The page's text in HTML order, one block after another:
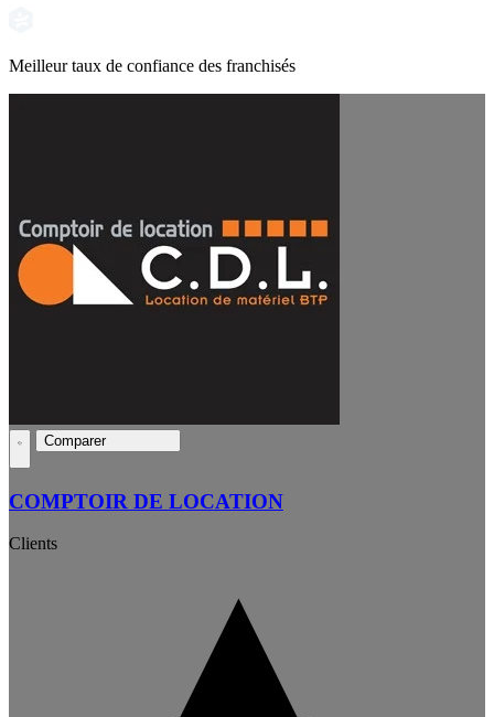
Meilleur taux de confiance des franchisés
Comparer
COMPTOIR DE LOCATION
Clients